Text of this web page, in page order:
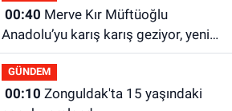
00:40
Anadolu’yu karış karış geziyor, yeni
yapılanmaları şekillendiriyor
GÜNDEM
00:10